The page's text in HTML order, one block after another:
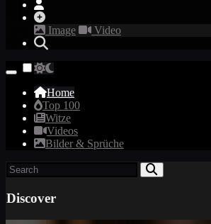
Image Video
Home
Top 100
Witze
Videos
Bilder & Sprüche
Discover